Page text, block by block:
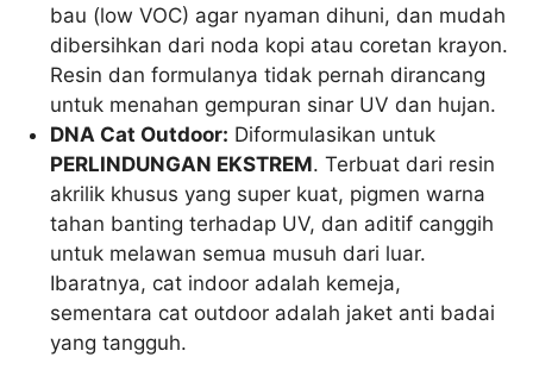
bau (low VOC) agar nyaman dihuni, dan mudah
dibersihkan dari noda kopi atau coretan krayon.
Resin dan formulanya tidak pernah dirancang
untuk menahan gempuran sinar UV dan hujan.
DNA Cat Outdoor: Diformulasikan untuk
PERLINDUNGAN EKSTREM. Terbuat dari resin
akrilik khusus yang super kuat, pigmen warna
tahan banting terhadap UV, dan aditif canggih
untuk melawan semua musuh dari luar.
Ibaratnya, cat indoor adalah kemeja,
sementara cat outdoor adalah jaket anti badai
yang tangguh.